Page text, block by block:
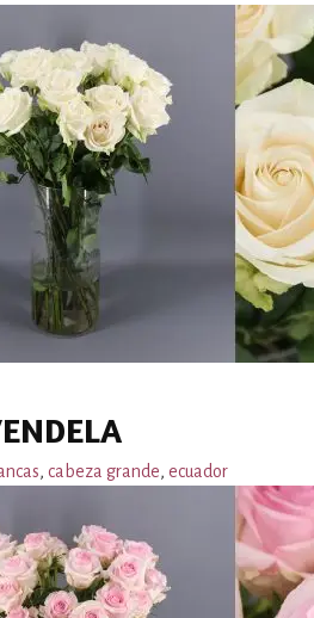
, cabeza grande, ecuador